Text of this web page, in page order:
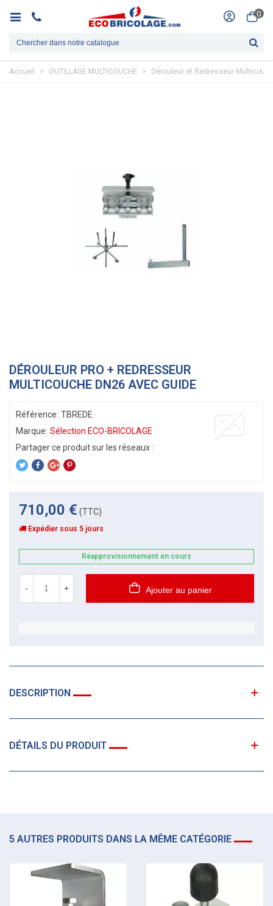
0
Accueil > OUTILLAGE MULTICOUCHE > Dérouleur et Redresseur
DÉROULEUR PRO + REDRESSEUR
MULTICOUCHE DN26 AVEC GUIDE
Référence: TBREDE
Marque: Sélection ECO-BRICOLAGE
710,00 € (TTC)
Expédier sous 5 jours
Réapprovisionnement en cours
- + Ajouter au panier
DESCRIPTION
DÉTAILS DU PRODUIT
5 AUTRES PRODUITS DANS LA MÊME CATÉGORIE